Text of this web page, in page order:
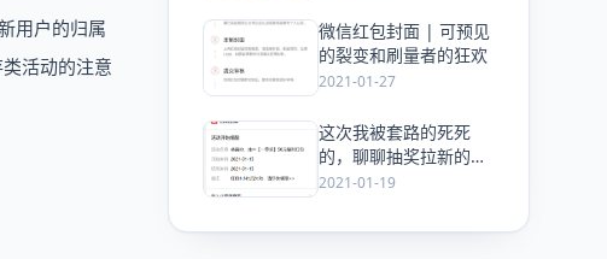
用户的归属
活动的注意
爱
微信红包封面 | 可预见
的裂变和刷量者的狂欢
2021-01-27
爱
这次我被套路的死死
的，聊聊抽奖拉新的玩
法
2021-01-19